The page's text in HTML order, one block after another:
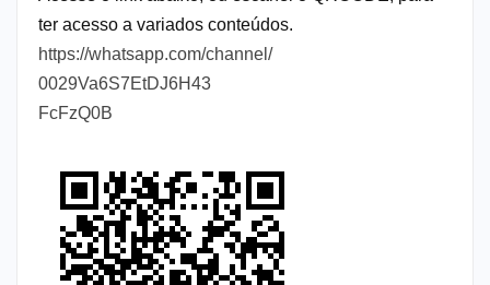
ter acesso a variados conteúdos.
https://whatsapp.com/channel/
0029Va6S7EtDJ6H43
FcFzQ0B